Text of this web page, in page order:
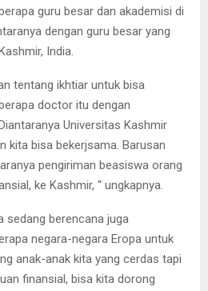
guru besar dan akademisi di
dengan guru besar yang
India.
tentang ikhtiar untuk bisa
doctor itu dengan
Universitas Kashmir
kita bisa bekerjsama. Barusan
pengiriman beasiswa orang
ke Kashmir, “ ungkapnya.
sedang berencana juga
negara-negara Eropa untuk
anak-anak kita yang cerdas tapi
finansial, bisa kita dorong